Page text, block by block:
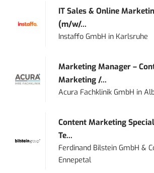
IT Sales & Online
(m/w/...
Instaffo GmbH in Karlsruhe
Marketing Manager –
Marketing /...
Acura Fachklinik GmbH in
Content Marketing
Te...
Ferdinand Bilstein GmbH &
Ennepetal